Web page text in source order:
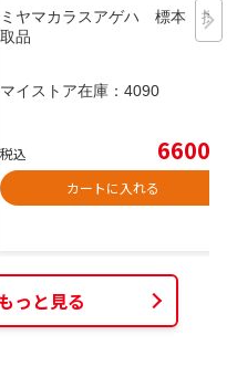
ミヤマカラスアゲハ 標本 採
取品
マイストア在庫： 4090
税込 6600
カートに入れる
っと見る